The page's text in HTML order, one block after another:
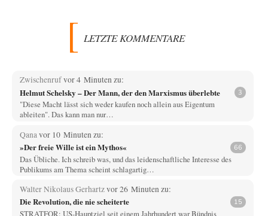
LETZTE KOMMENTARE
Zwischenrufvor 4 Minuten zu:
Helmut Schelsky – Der Mann, der den Marxismus überlebte 3
"Diese Macht lässt sich weder kaufen noch allein aus Eigentum
ableiten". Das kann man nur…
Qana vor 10 Minuten zu:
»Der freie Wille ist ein Mythos« 66
Das Übliche. Ich schreib was, und das leidenschaftliche Interesse des
Publikums am Thema scheint schlagartig…
Walter Nikolaus Gerhartzvor 26 Minuten zu:
Die Revolution, die nie scheiterte 15
STRATFOR: US-Hauptziel seit einem Jahrhundert war Bündnis